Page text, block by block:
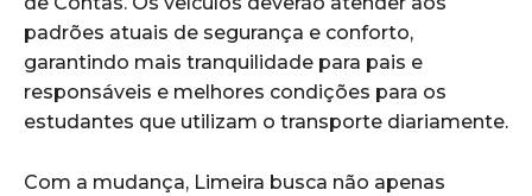
padrões atuais de segurança e conforto,
garantindo mais tranquilidade para pais e
responsáveis e melhores condições para os
estudantes que utilizam o transporte diariamente.
Com a mudança, Limeira busca não apenas